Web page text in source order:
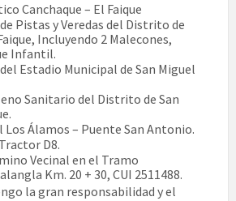
Canchaque – El Faique
Pistas y Veredas del Distrito de
Incluyendo 2 Malecones,
Infantil.
Estadio Municipal de San Miguel
Sanitario del Distrito de San
Los Álamos – Puente San Antonio.
D8.
Vecinal en el Tramo
Km. 20 + 30, CUI 2511488.
la gran responsabilidad y el